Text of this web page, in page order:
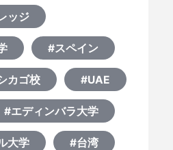
ッジ
#スペイン
カゴ校 #UAE
#エディンバラ大学
大学 #台湾